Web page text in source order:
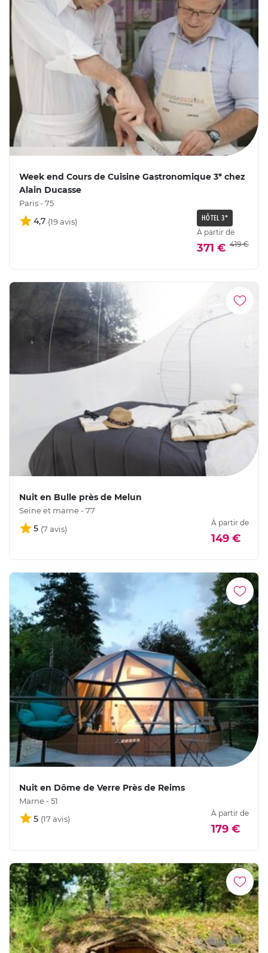
Week end Cours de Cuisine Gastronomique 3* chez
Alain Ducasse
Paris - 75
4,7 HÔTEL 3*
À partir de
371 € 419 €
Nuit en Bulle près de Melun
Seine et marne - 77
5
À partir de
149 €
Nuit en Dôme de Verre Près de Reims
Marne - 51
5
À partir de
179 €